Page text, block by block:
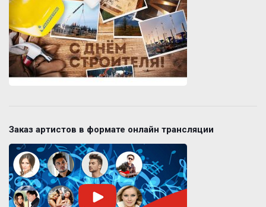
Заказ артистов в формате онлайн трансляции